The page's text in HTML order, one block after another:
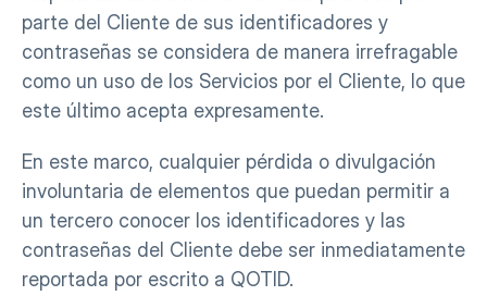
parte del Cliente de sus identificadores y
contraseñas se considera de manera irrefragable
como un uso de los Servicios por el Cliente, lo que
este último acepta expresamente.
En este marco, cualquier pérdida o divulgación
involuntaria de elementos que puedan permitir a
un tercero conocer los identificadores y las
contraseñas del Cliente debe ser inmediatamente
reportada por escrito a QOTID.